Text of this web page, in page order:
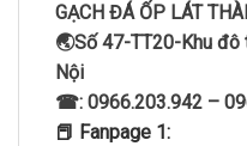
GẠCH ĐÁ ỐP LÁT
🌏Số 47-TT20-Khu
Nội
☎: 0966.203.942 –
📕 Fanpage 1: